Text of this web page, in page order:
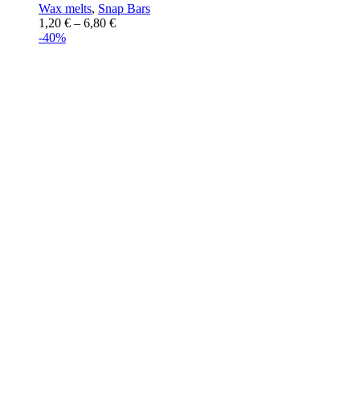
Wax melts, Snap Bars
1,20 € – 6,80 €
-40%